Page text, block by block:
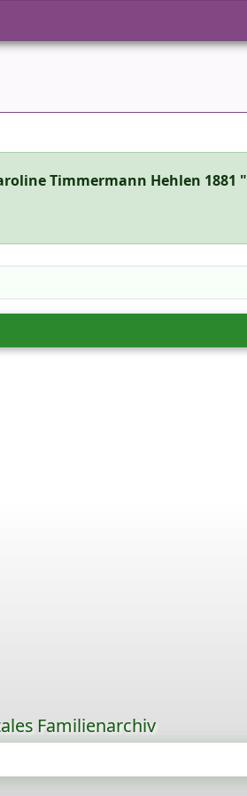
Timmermann Hehlen 1881 "
Familienarchiv